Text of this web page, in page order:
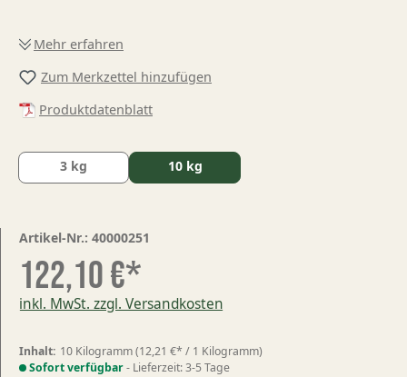
Mehr erfahren
Zum Merkzettel hinzufügen
Produktdatenblatt
3 kg 10 kg
Artikel-Nr.: 40000251
122,10 €*
inkl. MwSt. zzgl. Versandkosten
Inhalt: 10 Kilogramm(12,21 €* / 1 Kilogramm)
Sofort verfügbar- Lieferzeit: 3-5 Tage